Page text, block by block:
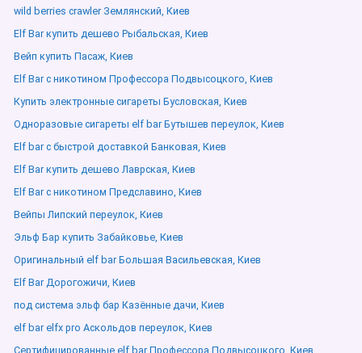
wild berries crawler Землянский, Киев
Elf Bar купить дешево Рыбальская, Киев
Вейп купить Пасаж, Киев
Elf Bar с никотином Профессора Подвысоцкого, Киев
Купить электронные сигареты Бусловская, Киев
Одноразовые сигареты elf bar Бутышев переулок, Киев
Elf bar с быстрой доставкой Банковая, Киев
Elf Bar купить дешево Лаврская, Киев
Elf Bar с никотином Предславино, Киев
Вейпы Липский переулок, Киев
Эльф Бар купить Забайковье, Киев
Оригинальный elf bar Большая Васильевская, Киев
Elf Bar Дорогожичи, Киев
под система эльф бар Казённые дачи, Киев
elf bar elfx pro Аскольдов переулок, Киев
Сертифицированные elf bar Профессора Подвысоцкого, Киев